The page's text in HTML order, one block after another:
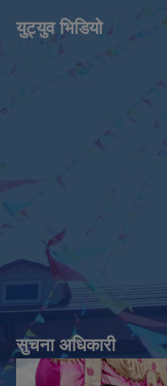
युट्युव भिडियाे
सुचना अधिकारी